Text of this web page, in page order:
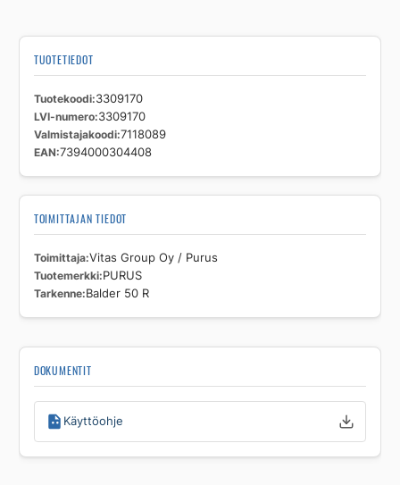
TUOTETIEDOT
Tuotekoodi 3309170
LVI-numero 3309170
Valmistajakoodi 7118089
EAN 7394000304408
TOIMITTAJAN TIEDOT
Toimittaja Vitas Group Oy / Purus
Tuotemerkki PURUS
Tarkenne Balder 50 R
DOKUMENTIT
Käyttöohje